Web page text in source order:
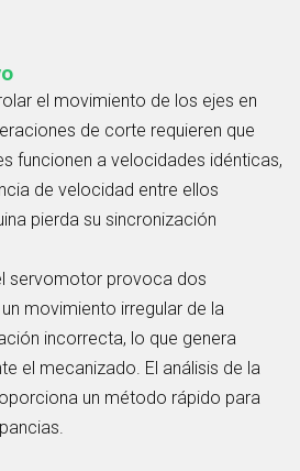
el movimiento de los ejes en
de corte requieren que
funcionen a velocidades idénticas,
de velocidad entre ellos
pierda su sincronización
servomotor provoca dos
movimiento irregular de la
incorrecta, lo que genera
el mecanizado. El análisis de la
un método rápido para